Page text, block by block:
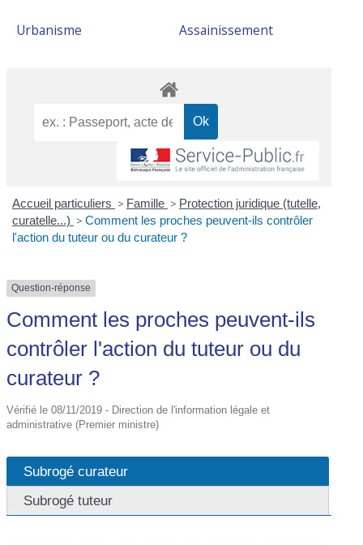
Urbanisme Assainissement
Accueil particuliers > Famille > Protection juridique (tutelle,
curatelle...) > Comment les proches peuvent-ils contrôler
l'action du tuteur ou du curateur ?
Question-réponse
Comment les proches peuvent-ils
contrôler l'action du tuteur ou du
curateur ?
Vérifié le 08/11/2019 - Direction de l'information légale et
administrative (Premier ministre)
Subrogé curateur
Subrogé tuteur